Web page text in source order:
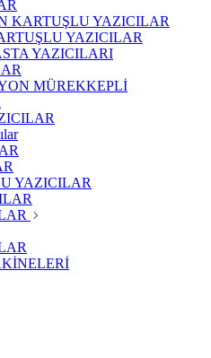
KARTUŞLU YAZICILAR
YAZICILAR
YAZICILARI
MÜREKKEPLİ
YAZICILAR